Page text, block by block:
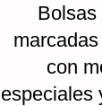
Bolsas
con
especiales